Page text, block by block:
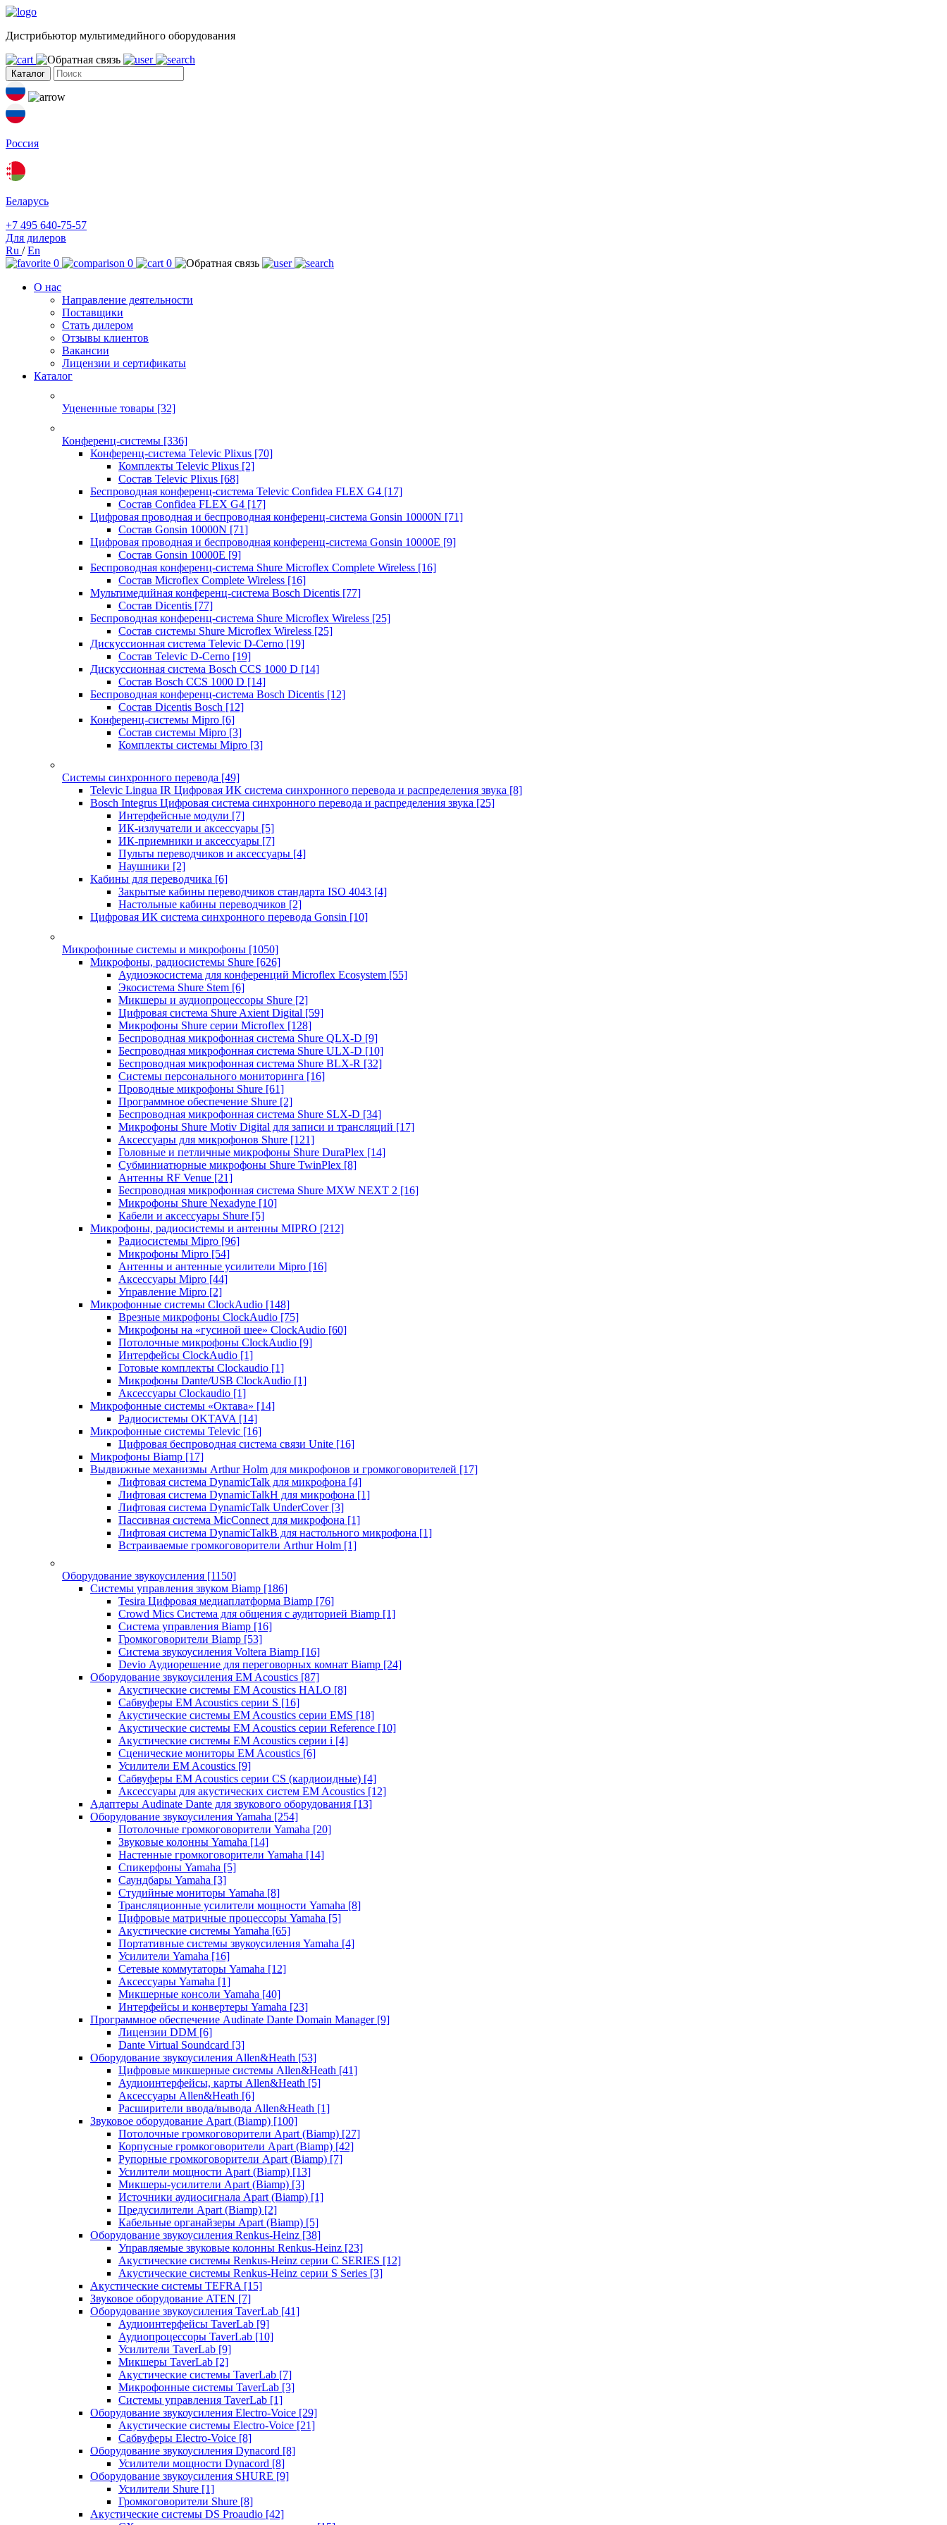
Дистрибьютор мультимедийного оборудования
Каталог
Россия
Беларусь
+7 495 640-75-57
Для дилеров
Ru /En
0
0
0
О нас
Направление деятельности
Поставщики
Стать дилером
Отзывы клиентов
Вакансии
Лицензии и сертификаты
Каталог
Уцененные товары [32]
Конференц-системы [336]
Конференц-система Televic Plixus [70]
Комплекты Televic Plixus [2]
Состав Televic Plixus [68]
Беспроводная конференц-система Televic Confidea FLEX G4 [17]
Состав Confidea FLEX G4 [17]
Цифровая проводная и беспроводная конференц-система Gonsin 10000N [71]
Состав Gonsin 10000N [71]
Цифровая проводная и беспроводная конференц-система Gonsin 10000E [9]
Состав Gonsin 10000E [9]
Беспроводная конференц-система Shure Microflex Complete Wireless [16]
Состав Microflex Complete Wireless [16]
Мультимедийная конференц-система Bosch Dicentis [77]
Состав Dicentis [77]
Беспроводная конференц-система Shure Microflex Wireless [25]
Состав системы Shure Microflex Wireless [25]
Дискуссионная система Televic D-Cerno [19]
Состав Televic D-Cerno [19]
Дискуссионная система Bosch CCS 1000 D [14]
Состав Bosch CCS 1000 D [14]
Беспроводная конференц-система Bosch Dicentis [12]
Состав Dicentis Bosch [12]
Конференц-системы Mipro [6]
Состав системы Mipro [3]
Комплекты системы Mipro [3]
Системы синхронного перевода [49]
Televic Lingua IR Цифровая ИК система синхронного перевода и распределения звука [8]
Bosch Integrus Цифровая система синхронного перевода и распределения звука [25]
Интерфейсные модули [7]
ИК-излучатели и аксессуары [5]
ИК-приемники и аксессуары [7]
Пульты переводчиков и аксессуары [4]
Наушники [2]
Кабины для переводчика [6]
Закрытые кабины переводчиков стандарта ISO 4043 [4]
Настольные кабины переводчиков [2]
Цифровая ИК система синхронного перевода Gonsin [10]
Микрофонные системы и микрофоны [1050]
Микрофоны, радиосистемы Shure [626]
Аудиоэкосистема для конференций Microflex Ecosystem [55]
Экосистема Shure Stem [6]
Микшеры и аудиопроцессоры Shure [2]
Цифровая система Shure Axient Digital [59]
Микрофоны Shure серии Microflex [128]
Беспроводная микрофонная система Shure QLX-D [9]
Беспроводная микрофонная система Shure ULX-D [10]
Беспроводная микрофонная система Shure BLX-R [32]
Системы персонального мониторинга [16]
Проводные микрофоны Shure [61]
Программное обеспечение Shure [2]
Беспроводная микрофонная система Shure SLX-D [34]
Микрофоны Shure Motiv Digital для записи и трансляций [17]
Аксессуары для микрофонов Shure [121]
Головные и петличные микрофоны Shure DuraPlex [14]
Субминиатюрные микрофоны Shure TwinPlex [8]
Антенны RF Venue [21]
Беспроводная микрофонная система Shure MXW NEXT 2 [16]
Микрофоны Shure Nexadyne [10]
Кабели и аксессуары Shure [5]
Микрофоны, радиосистемы и антенны MIPRO [212]
Радиосистемы Mipro [96]
Микрофоны Mipro [54]
Антенны и антенные усилители Mipro [16]
Аксессуары Mipro [44]
Управление Mipro [2]
Микрофонные системы ClockAudio [148]
Врезные микрофоны ClockAudio [75]
Микрофоны на «гусиной шее» ClockAudio [60]
Потолочные микрофоны ClockAudio [9]
Интерфейсы ClockAudio [1]
Готовые комплекты Clockaudio [1]
Микрофоны Dante/USB ClockAudio [1]
Аксессуары Clockaudio [1]
Микрофонные системы «Октава» [14]
Радиосистемы OKTAVA [14]
Микрофонные системы Televic [16]
Цифровая беспроводная система связи Unite [16]
Микрофоны Biamp [17]
Выдвижные механизмы Arthur Holm для микрофонов и громкоговорителей [17]
Лифтовая система DynamicTalk для микрофона [4]
Лифтовая система DynamicTalkH для микрофона [1]
Лифтовая система DynamicTalk UnderCover [3]
Пассивная система MicConnect для микрофона [1]
Лифтовая система DynamicTalkB для настольного микрофона [1]
Встраиваемые громкоговорители Arthur Holm [1]
Оборудование звукоусиления [1150]
Системы управления звуком Biamp [186]
Tesira Цифровая медиаплатформа Biamp [76]
Crowd Mics Система для общения с аудиторией Biamp [1]
Система управления Biamp [16]
Громкоговорители Biamp [53]
Система звукоусиления Voltera Biamp [16]
Devio Аудиорешение для переговорных комнат Biamp [24]
Оборудование звукоусиления EM Acoustics [87]
Акустические системы EM Acoustics HALO [8]
Сабвуферы EM Acoustics серии S [16]
Акустические системы EM Acoustics серии EMS [18]
Акустические системы EM Acoustics серии Reference [10]
Акустические системы EM Acoustics серии i [4]
Сценические мониторы EM Acoustics [6]
Усилители EM Acoustics [9]
Сабвуферы EM Acoustics серии CS (кардиоидные) [4]
Аксессуары для акустических систем EM Acoustics [12]
Адаптеры Audinate Dante для звукового оборудования [13]
Оборудование звукоусиления Yamaha [254]
Потолочные громкоговорители Yamaha [20]
Звуковые колонны Yamaha [14]
Настенные громкоговорители Yamaha [14]
Спикерфоны Yamaha [5]
Саундбары Yamaha [3]
Студийные мониторы Yamaha [8]
Трансляционные усилители мощности Yamaha [8]
Цифровые матричные процессоры Yamaha [5]
Акустические системы Yamaha [65]
Портативные системы звукоусиления Yamaha [4]
Усилители Yamaha [16]
Сетевые коммутаторы Yamaha [12]
Аксессуары Yamaha [1]
Микшерные консоли Yamaha [40]
Интерфейсы и конвертеры Yamaha [23]
Программное обеспечение Audinate Dante Domain Manager [9]
Лицензии DDM [6]
Dante Virtual Soundcard [3]
Оборудование звукоусиления Allen&Heath [53]
Цифровые микшерные системы Allen&Heath [41]
Аудиоинтерфейсы, карты Allen&Heath [5]
Аксессуары Allen&Heath [6]
Расширители ввода/вывода Allen&Heath [1]
Звуковое оборудование Apart (Biamp) [100]
Потолочные громкоговорители Apart (Biamp) [27]
Корпусные громкоговорители Apart (Biamp) [42]
Рупорные громкоговорители Apart (Biamp) [7]
Усилители мощности Apart (Biamp) [13]
Микшеры-усилители Apart (Biamp) [3]
Источники аудиосигнала Apart (Biamp) [1]
Предусилители Apart (Biamp) [2]
Кабельные органайзеры Apart (Biamp) [5]
Оборудование звукоусиления Renkus-Heinz [38]
Управляемые звуковые колонны Renkus-Heinz [23]
Акустические системы Renkus-Heinz серии C SERIES [12]
Акустические системы Renkus-Heinz серии S Series [3]
Акустические системы TEFRA [15]
Звуковое оборудование ATEN [7]
Оборудование звукоусиления TaverLab [41]
Аудиоинтерфейсы TaverLab [9]
Аудиопроцессоры TaverLab [10]
Усилители TaverLab [9]
Микшеры TaverLab [2]
Акустические системы TaverLab [7]
Микрофонные системы TaverLab [3]
Системы управления TaverLab [1]
Оборудование звукоусиления Electro-Voice [29]
Акустические системы Electro-Voice [21]
Сабвуферы Electro-Voice [8]
Оборудование звукоусиления Dynacord [8]
Усилители мощности Dynacord [8]
Оборудование звукоусиления SHURE [9]
Усилители Shure [1]
Громкоговорители Shure [8]
Акустические системы DS Proaudio [42]